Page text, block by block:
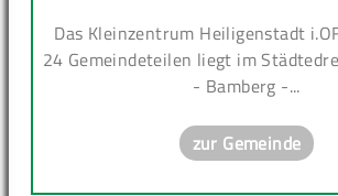
Das Kleinzentrum Heiligenstadt
24 Gemeindeteilen liegt im
- Bamberg -...
zur Gemeinde